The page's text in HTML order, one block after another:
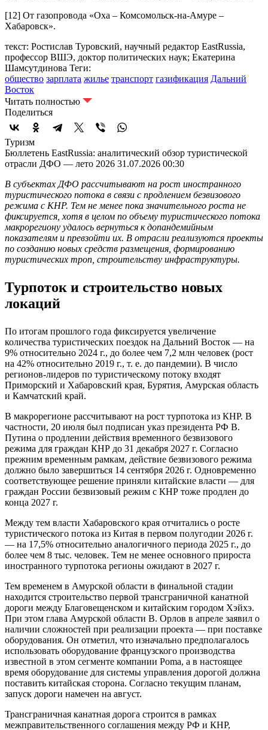
[12] От газопровода «Оха – Комсомольск-на-Амуре –
Хабаровск».
текст: Ростислав Туровский, научный редактор EastRussia,
профессор ВШЭ, доктор политических наук; Екатерина
Шамсутдинова Теги:
общество зарплата жилье транспорт газификация Дальний
Восток
Читать полностью
Поделиться
Туризм
Бюллетень EastRussia: аналитический обзор туристической
отрасли ДФО — лето 2026 31.07.2026 00:30
В субъектах ДФО рассчитывают на рост иностранного
туристического потока в связи с продлением безвизового
режима с КНР. Тем не менее пока значительного роста не
фиксируется, хотя в целом по объему туристического потока
макрорегиону удалось вернуться к допандемийным
показателям и превзойти их. В отрасли реализуются проекты
по созданию новых средств размещения, формированию
туристических троп, строительству инфраструктуры.
Турпоток и строительство новых
локаций
По итогам прошлого года фиксируется увеличение
количества туристических поездок на Дальний Восток — на
9% относительно 2024 г., до более чем 7,2 млн человек (рост
на 42% относительно 2019 г., т. е. до пандемии). В число
регионов-лидеров по туристическому потоку входят
Приморский и Хабаровский края, Бурятия, Амурская область
и Камчатский край.
В макрорегионе рассчитывают на рост турпотока из КНР. В
частности, 20 июля был подписан указ президента РФ В.
Путина о продлении действия временного безвизового
режима для граждан КНР до 31 декабря 2027 г. Согласно
прежним временным рамкам, действие безвизового режима
должно было завершиться 14 сентября 2026 г. Одновременно
соответствующее решение приняли китайские власти — для
граждан России безвизовый режим с КНР тоже продлен до
конца 2027 г.
Между тем власти Хабаровского края отчитались о росте
туристического потока из Китая в первом полугодии 2026 г.
— на 17,5% относительно аналогичного периода 2025 г., до
более чем 8 тыс. человек. Тем не менее основного прироста
иностранного турпотока регионы ожидают в 2027 г.
Тем временем в Амурской области в финальной стадии
находится строительство первой трансграничной канатной
дороги между Благовещенском и китайским городом Хэйхэ.
При этом глава Амурской области В. Орлов в апреле заявил о
наличии сложностей при реализации проекта — при поставке
оборудования. Он отметил, что изначально предполагалось
использовать оборудование французского производства
известной в этом сегменте компании Poma, а в настоящее
время оборудование для системы управления дорогой должна
поставить китайская сторона. Согласно текущим планам,
запуск дороги намечен на август.
Трансграничная канатная дорога строится в рамках
межправительственного соглашения между РФ и КНР,